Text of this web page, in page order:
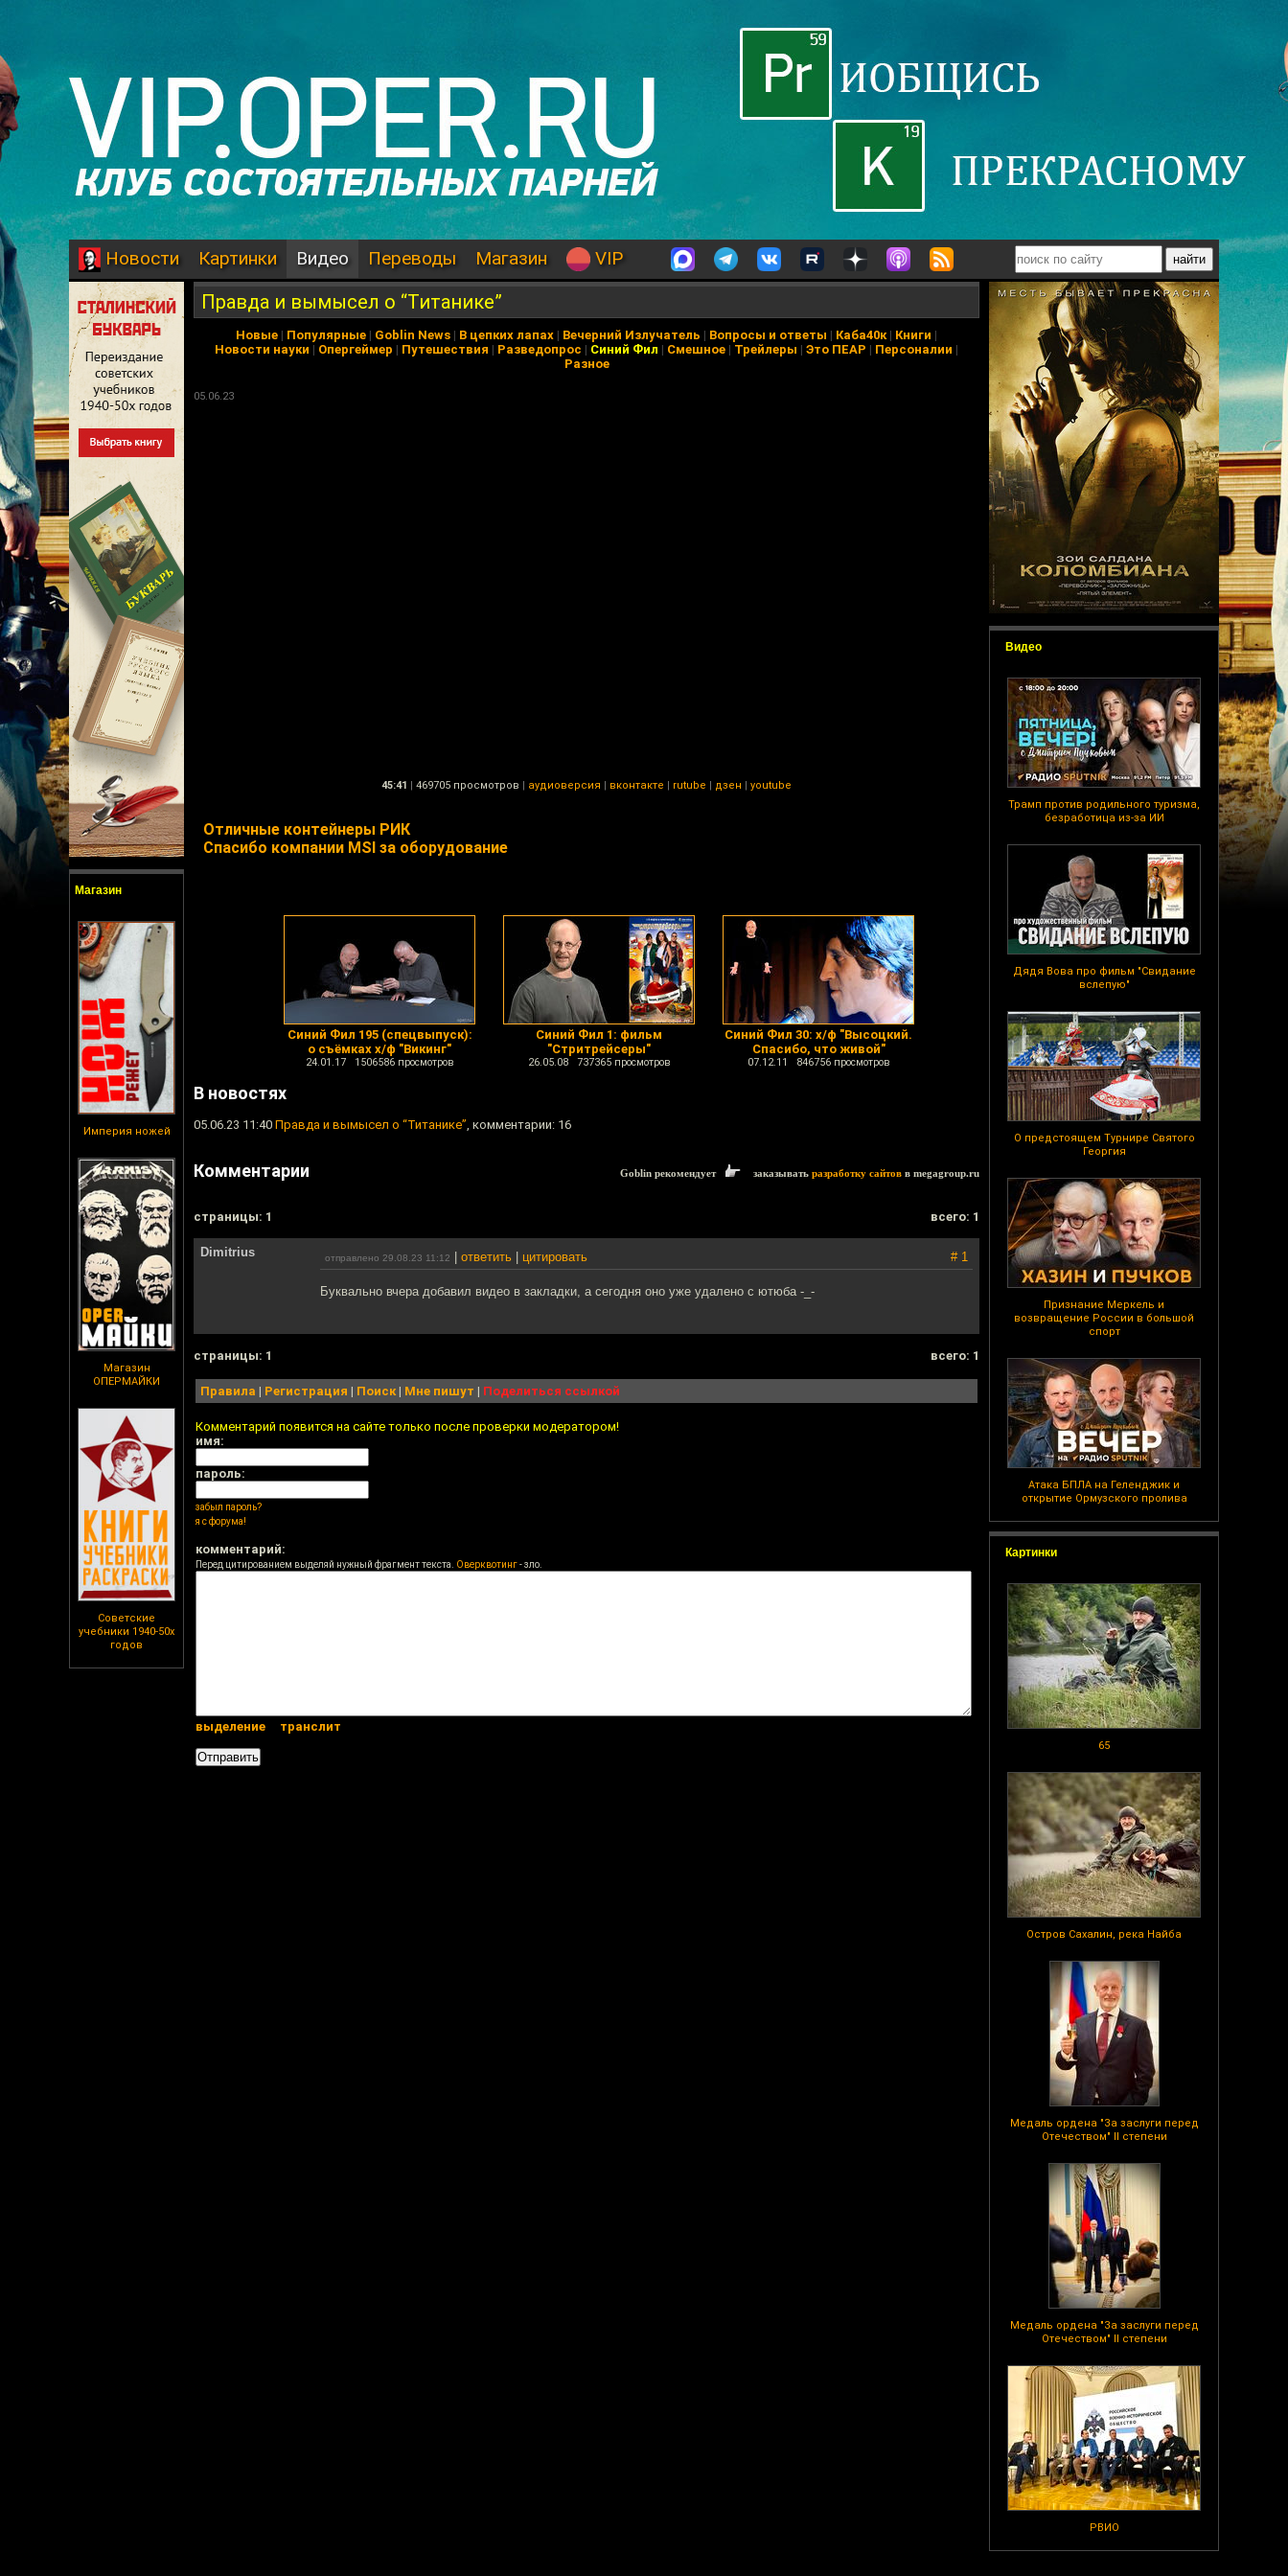
Новости Картинки Видео Переводы Магазин VIP
Магазин
Империя ножей
Магазин
ОПЕРМАЙКИ
Советские
учебники 1940-50х
годов
Видео
Трамп против родильного туризма,
безработица из-за ИИ
Дядя Вова про фильм "Свидание
вслепую"
О предстоящем Турнире Святого
Георгия
Признание Меркель и
возвращение России в большой
спорт
Атака БПЛА на Геленджик и
открытие Ормузского пролива
Картинки
65
Остров Сахалин, река Найба
Медаль ордена "За заслуги перед
Отечеством" II степени
Медаль ордена "За заслуги перед
Отечеством" II степени
РВИО
Правда и вымысел о “Титанике”
Новые | Популярные | Goblin News | В цепких лапах | Вечерний Излучатель | Вопросы и ответы | Каба40к| Книги |
Новости науки | Опергеймер | Путешествия | Разведопрос | Синий Фил | Смешное | Трейлеры | Это ПЕАР | Персоналии |
Разное
05.06.23
45:41 | 469705 просмотров | аудиоверсия | вконтакте | rutube | дзен | youtube
Отличные контейнеры РИК
Спасибо компании MSI за оборудование
Синий Фил 195 (спецвыпуск):
о съёмках х/ф "Викинг"
24.01.17 1506586 просмотров
Синий Фил 1: фильм
"Стритрейсеры"
26.05.08 737365 просмотров
Синий Фил 30: х/ф "Высоцкий.
Спасибо, что живой"
07.12.11 846756 просмотров
В новостях
05.06.23 11:40 Правда и вымысел о “Титанике”, комментарии: 16
Комментарии Goblin рекомендует заказывать разработку сайтов в megagroup.ru
cтраницы: 1 всего: 1
Dimitrius отправлено 29.08.23 11:12 ответить цитировать # 1
Буквально вчера добавил видео в закладки, а сегодня оно уже удалено с ютюба -_-
cтраницы: 1 всего: 1
Правила | Регистрация | Поиск| Мне пишут | Поделиться ссылкой
Комментарий появится на сайте только после проверки модератором!
имя:
пароль:
забыл пароль?
я с форума!
комментарий:
Перед цитированием выделяй нужный фрагмент текста. Оверквотинг- зло.
выделение транслит